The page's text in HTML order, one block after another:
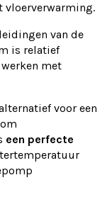
vloerverwarming.
van de
is relatief
met
voor een
een perfecte